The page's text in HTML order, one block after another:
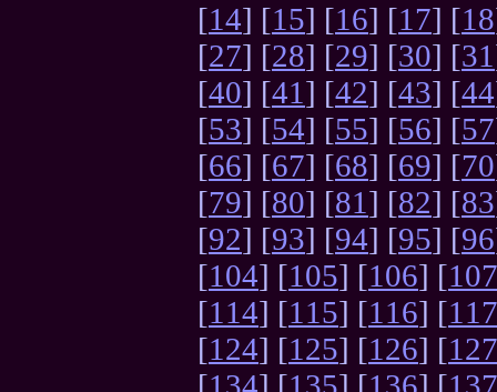
[14] [15] [16] [17] [18
[27] [28] [29] [30] [31
[40] [41 ] [42] [43] [44
[53] [54] [55] [56] [57
[66] [67] [68] [69] [70
[79] [80] [81 ] [82] [83
[92] [93] [94] [95] [96
[104] [105] [106] [107
[114] [115] [116] [117
[124] [125] [126] [127